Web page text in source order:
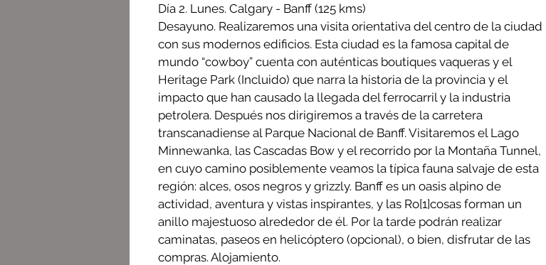
Día 2. Lunes. Calgary - Banff (125 kms)
Desayuno. Realizaremos una visita orientativa del centro de la ciudad
con sus modernos edificios. Esta ciudad es la famosa capital de
mundo “cowboy” cuenta con auténticas boutiques vaqueras y el
Heritage Park (Incluido) que narra la historia de la provincia y el
impacto que han causado la llegada del ferrocarril y la industria
petrolera. Después nos dirigiremos a través de la carretera
transcanadiense al Parque Nacional de Banff. Visitaremos el Lago
Minnewanka, las Cascadas Bow y el recorrido por la Montaña Tunnel,
en cuyo camino posiblemente veamos la típica fauna salvaje de esta
región: alces, osos negros y grizzly. Banff es un oasis alpino de
actividad, aventura y vistas inspirantes, y las Ro[1]cosas forman un
anillo majestuoso alrededor de él. Por la tarde podrán realizar
caminatas, paseos en helicóptero (opcional), o bien, disfrutar de las
compras. Alojamiento.